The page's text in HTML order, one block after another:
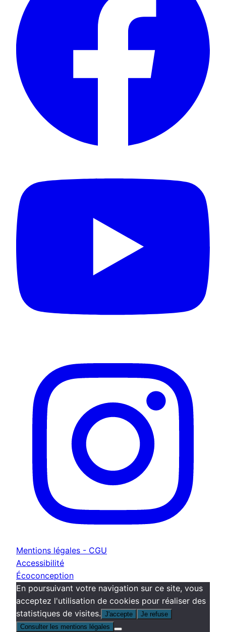
Mentions légales - CGU
Accessibilité
Écoconception
En poursuivant votre navigation sur ce site, vous
acceptez l'utilisation de cookies pour réaliser des
statistiques de visites. J'accepte
Je refuse
Consulter les mentions légales